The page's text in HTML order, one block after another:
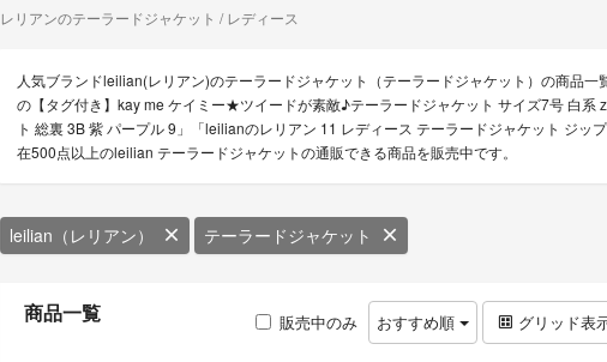
レリアンのテーラードジャケット / レディース
人気ブランドleilian(レリアン)のテーラードジャケット（テーラードジャケット）の商品
の【タグ付き】kay me ケイミー★ツイードが素敵♪テーラードジャケット サイズ7号 白
ト 総裏 3B 紫 パープル 9」「leilianのレリアン 11 レディース テーラードジャケット ジッ
在500点以上のleilian テーラードジャケットの通販できる商品を販売中です。
leilian（レリアン） テーラードジャケット
商品一覧 販売中のみ おすすめ順 グリッド表